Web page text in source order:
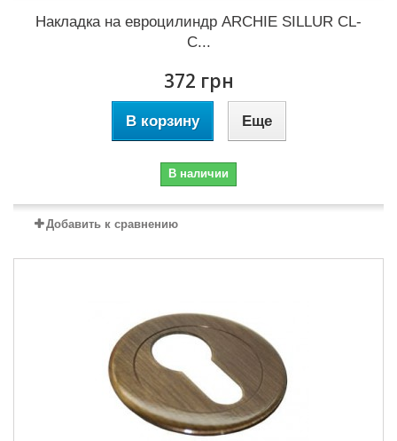
Накладка на евроцилиндр ARCHIE SILLUR CL-
C...
372 грн
В корзину Еще
В наличии
Добавить к сравнению